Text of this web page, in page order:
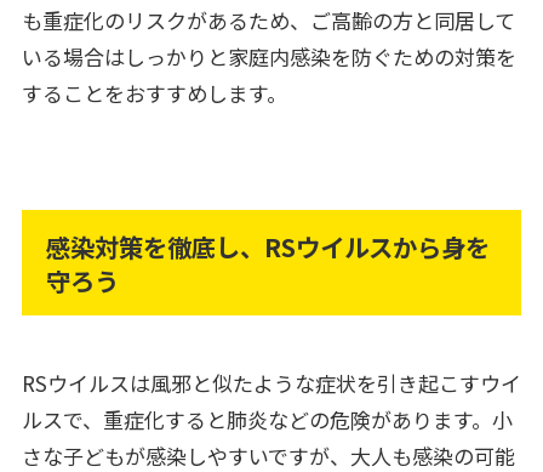
も重症化のリスクがあるため、ご高齢の方と同居して
いる場合はしっかりと家庭内感染を防ぐための対策を
することをおすすめします。
感染対策を徹底し、RSウイルスから身を
守ろう
RSウイルスは風邪と似たような症状を引き起こすウイ
ルスで、重症化すると肺炎などの危険があります。小
さな子どもが感染しやすいですが、大人も感染の可能